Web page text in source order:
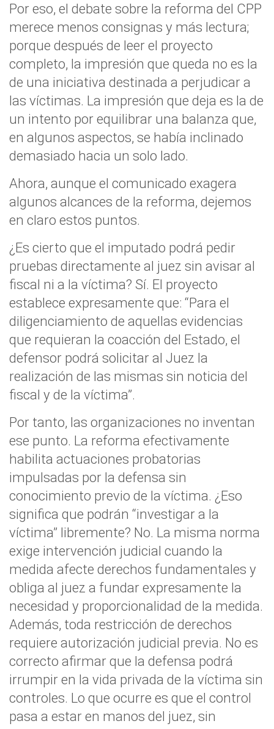
Por eso, el debate sobre la reforma del CPP
merece menos consignas y más lectura;
porque después de leer el proyecto
completo, la impresión que queda no es la
de una iniciativa destinada a perjudicar a
las víctimas. La impresión que deja es la de
un intento por equilibrar una balanza que,
en algunos aspectos, se había inclinado
demasiado hacia un solo lado.
Ahora, aunque el comunicado exagera
algunos alcances de la reforma, dejemos
en claro estos puntos.
¿Es cierto que el imputado podrá pedir
pruebas directamente al juez sin avisar al
fiscal ni a la víctima? Sí. El proyecto
establece expresamente que: “Para el
diligenciamiento de aquellas evidencias
que requieran la coacción del Estado, el
defensor podrá solicitar al Juez la
realización de las mismas sin noticia del
fiscal y de la víctima”.
Por tanto, las organizaciones no inventan
ese punto. La reforma efectivamente
habilita actuaciones probatorias
impulsadas por la defensa sin
conocimiento previo de la víctima. ¿Eso
significa que podrán “investigar a la
víctima” libremente? No. La misma norma
exige intervención judicial cuando la
medida afecte derechos fundamentales y
obliga al juez a fundar expresamente la
necesidad y proporcionalidad de la medida.
Además, toda restricción de derechos
requiere autorización judicial previa. No es
correcto afirmar que la defensa podrá
irrumpir en la vida privada de la víctima sin
controles. Lo que ocurre es que el control
pasa a estar en manos del juez, sin